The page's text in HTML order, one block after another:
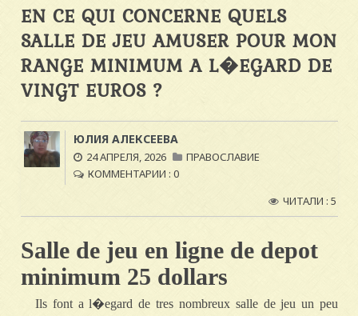
EN CE QUI CONCERNE QUELS
SALLE DE JEU AMUSER POUR MON
RANGE MINIMUM A L�EGARD DE
VINGT EUROS ?
ЮЛИЯ АЛЕКСЕЕВА
24 АПРЕЛЯ, 2026
ПРАВОСЛАВИЕ
КОММЕНТАРИИ : 0
ЧИТАЛИ : 5
Salle de jeu en ligne de depot
minimum 25 dollars
Ils font a l�egard de tres nombreux salle de jeu un peu